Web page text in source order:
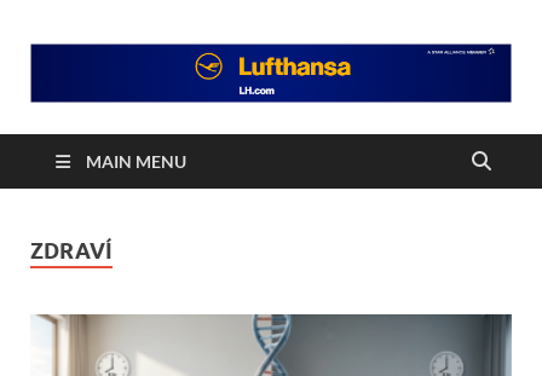
MAIN MENU
ZDRAVÍ